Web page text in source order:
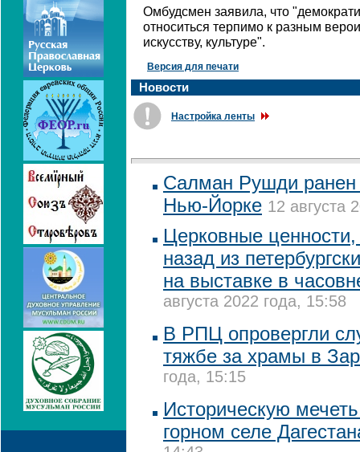
Омбудсмен заявила, что
относиться терпимо к разным
искусству, культуре".
Версия для печати
Новости
Настройка ленты
Салман Рушди ранен
Нью-Йорке 12 августа
Церковные
назад из
на выставке в
августа 2022 года, 15:58
В РПЦ опровергли
тяжбе за храмы в
года, 15:15
Историческую
горном селе